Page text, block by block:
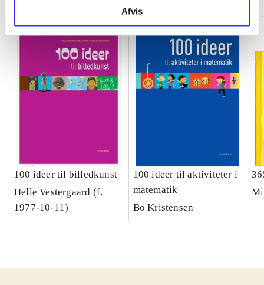
Afvis
100 ideer til billedkunst
Helle Vestergaard (f.
1977-10-11)
100 ideer til aktiviteter i
matematik
Bo Kristensen